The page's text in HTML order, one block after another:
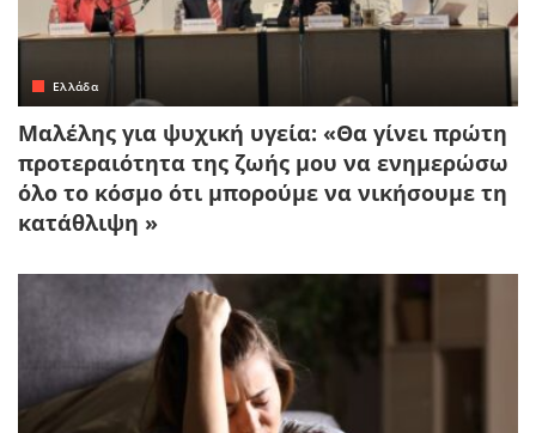
Ελλάδα
Μαλέλης για ψυχική υγεία: «Θα γίνει πρώτη
προτεραιότητα της ζωής μου να ενημερώσω
όλο το κόσμο ότι μπορούμε να νικήσουμε τη
κατάθλιψη »